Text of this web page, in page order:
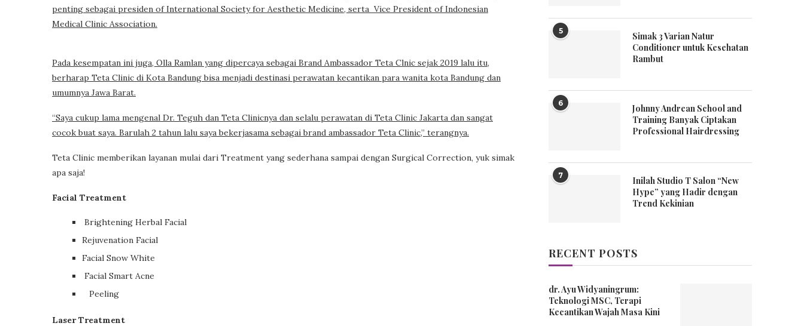
penting sebagai presiden of International Society for Aesthetic Medicine, serta Vice President of Indonesian
Medical Clinic Association.
Pada kesempatan ini juga, Olla Ramlan yang dipercaya sebagai Brand Ambassador Teta Clnic sejak 2019 lalu itu,
berharap Teta Clinic di Kota Bandung bisa menjadi destinasi perawatan kecantikan para wanita kota Bandung dan
umumnya Jawa Barat.
“Saya cukup lama mengenal Dr. Teguh dan Teta Clinicnya dan selalu perawatan di Teta Clinic Jakarta dan sangat
cocok buat saya. Barulah 2 tahun lalu saya bekerjasama sebagai brand ambassador Teta Clinic,” terangnya.
Teta Clinic memberikan layanan mulai dari Treatment yang sederhana sampai dengan Surgical Correction, yuk simak
apa saja!
Facial Treatment
Brightening Herbal Facial
Rejuvenation Facial
Facial Snow White
Facial Smart Acne
Peeling
Laser Treatment
5
Simak 3 Varian Natur
Conditioner untuk Kesehatan
Rambut
6
Johnny Andrean School and
Training Banyak Ciptakan
Professional Hairdressing
7
Inilah Studio T Salon “New
Hype” yang Hadir dengan
Trend Kekinian
RECENT POSTS
dr. Ayu Widyaningrum:
Teknologi MSC, Terapi
Kecantikan Wajah Masa Kini